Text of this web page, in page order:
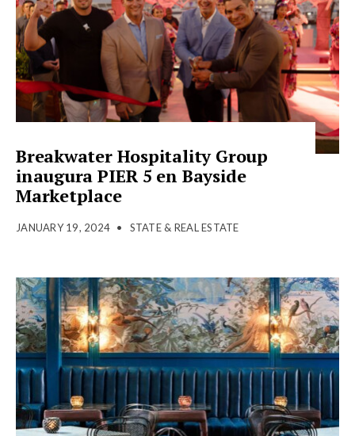
Breakwater Hospitality Group
inaugura PIER 5 en Bayside
Marketplace
JANUARY 19, 2024 • STATE & REAL ESTATE